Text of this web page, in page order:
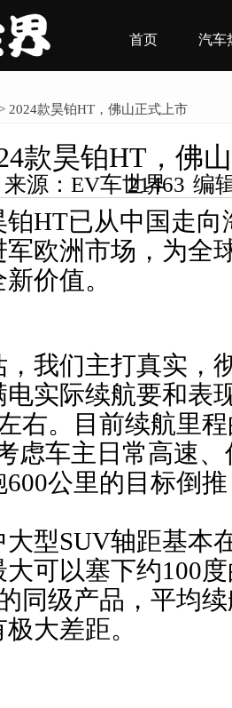
首页 汽车
2024款昊铂HT，佛山正式上市
款昊铂HT，佛
2024-05-06 来源：EV车世界 编辑：王希然 浏览量： 21463
铂HT已从中国走
军欧洲市场，为全
价值。
我们主打真实，
实际续航要和表
右。目前续航里
虑车主日常高速
公里的目标倒
型SUV轴距基本
可以塞下约100
同级产品，平均
大差距。